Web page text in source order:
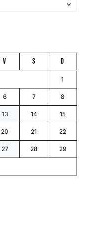
V S D
1
6 7 8
13 14 15
20 21 22
27 28 29